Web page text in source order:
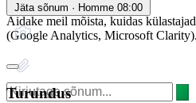
Jäta sõnum · Homme 08:00
Aidake meil mõista, kuidas
(Google Analytics, Microsoft Clarity).
Turundus